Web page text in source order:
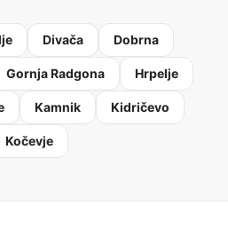
Divača Dobrna
Gornja Radgona Hrpelje
Kamnik Kidričevo
Kočevje